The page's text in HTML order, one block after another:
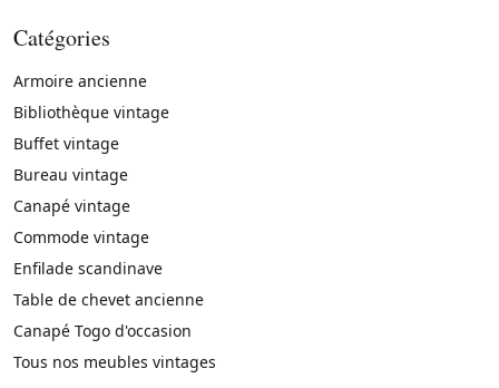
Catégories
Armoire ancienne
Bibliothèque vintage
Buffet vintage
Bureau vintage
Canapé vintage
Commode vintage
Enfilade scandinave
Table de chevet ancienne
Canapé Togo d'occasion
Tous nos meubles vintages